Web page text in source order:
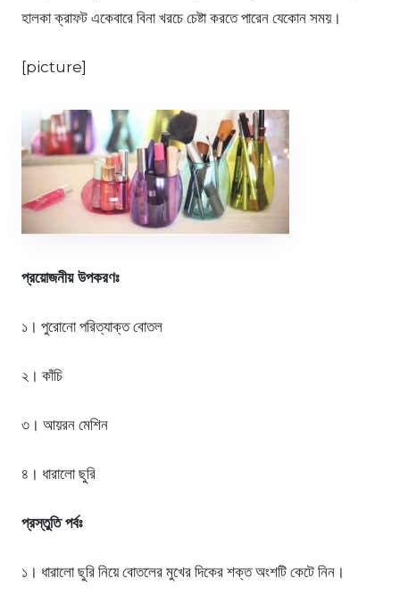
হালকা ক্রাফট একেবারে বিনা খরচে চেষ্টা করতে পারেন যেকোন সময়।
[picture]
প্রয়োজনীয় উপকরণঃ
১। পুরোনো পরিত্যাক্ত বোতল
২। কাঁচি
৩। আয়রন মেশিন
৪। ধারালো ছুরি
প্রস্তুতি পর্বঃ
১। ধারালো ছুরি নিয়ে বোতলের মুখের দিকের শক্ত অংশটি কেটে নিন।